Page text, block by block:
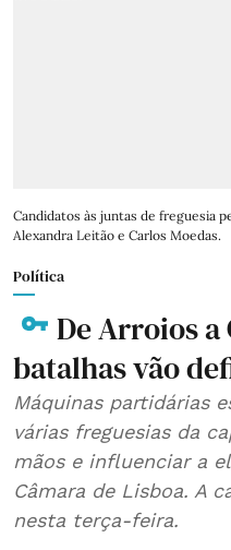
Candidatos às juntas de freguesia
Alexandra Leitão e Carlos Moedas.
Política
De Arroios
batalhas vão
Máquinas partidárias
várias freguesias da
mãos e influenciar a
Câmara de Lisboa. A
nesta terça-feira.